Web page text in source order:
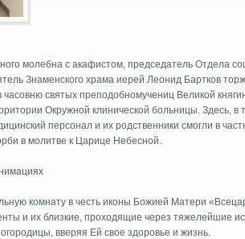
молебна с акафистом, председатель Отдела
Знаменского храма иерей Леонид Бартков
святых преподобномучениц Великой
Окружной клинической больницы. Здесь, в
персонал и их родственники смогли в
в молитве к Царице Небесной.
комнату в честь иконы Божией Матери
и их близкие, проходящие через тяжелейшие
вверяя Ей свое здоровье и жизнь.